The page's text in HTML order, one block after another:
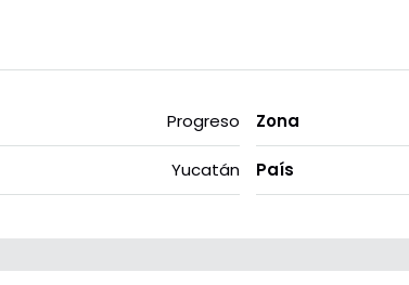
Progreso
Yucatán
Zona
País